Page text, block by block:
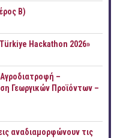
Β)
Hackathon 2026»
–
Γεωργικών Προϊόντων –
αναδιαμορφώνουν τις